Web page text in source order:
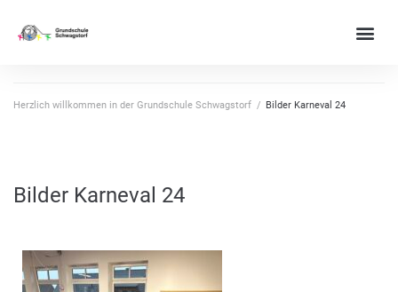
Herzlich willkommen in der Grundschule Schwagstorf / Bilder Karneval 24
Bilder Karneval 24